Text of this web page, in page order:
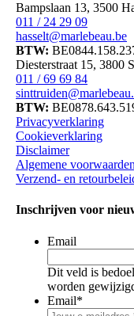
Bampslaan 13, 3500
011 / 24 29 09
hasselt@marlebeau.be
BTW:
Diesterstraat 15, 3800
011 / 69 69 84
BTW:
Privacyverklaring
Cookieverklaring
Disclaimer
Algemene voorwaarden
Verzend- en
Inschrijven voor
Email
Dit veld is
worden
Email*